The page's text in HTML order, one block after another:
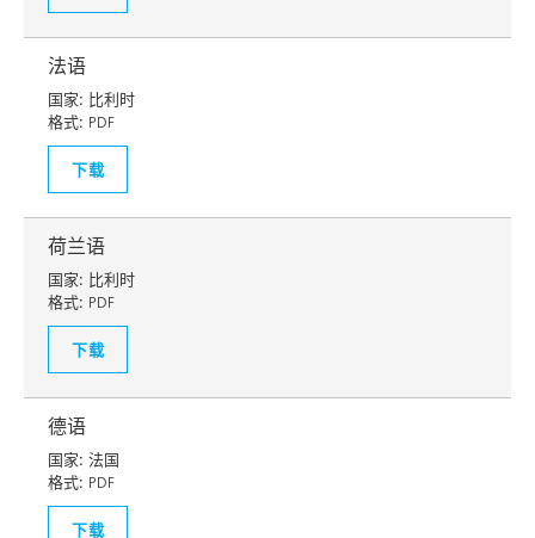
法语
国家: 比利时
格式: PDF
下载
荷兰语
国家: 比利时
格式: PDF
下载
德语
国家: 法国
格式: PDF
下载